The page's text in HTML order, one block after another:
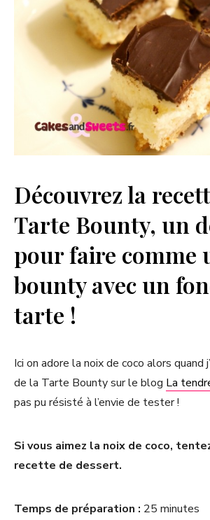
Découvrez la
Tarte Bounty, un
pour faire comme
bounty avec un
tarte !
Ici on adore la noix de coco alors quand
de la Tarte Bounty sur le blog La
pas pu résisté à l’envie de tester !
Si vous aimez la noix de coco,
recette de dessert.
Temps de préparation : 25 minutes